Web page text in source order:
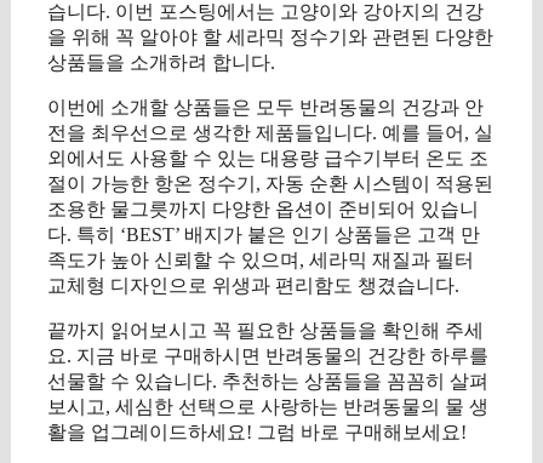
습니다. 이번 포스팅에서는 고양이와 강아지의 건강
을 위해 꼭 알아야 할 세라믹 정수기와 관련된 다양한
상품들을 소개하려 합니다.
이번에 소개할 상품들은 모두 반려동물의 건강과 안
전을 최우선으로 생각한 제품들입니다. 예를 들어, 실
외에서도 사용할 수 있는 대용량 급수기부터 온도 조
절이 가능한 항온 정수기, 자동 순환 시스템이 적용된
조용한 물그릇까지 다양한 옵션이 준비되어 있습니
다. 특히 ‘BEST’ 배지가 붙은 인기 상품들은 고객 만
족도가 높아 신뢰할 수 있으며, 세라믹 재질과 필터
교체형 디자인으로 위생과 편리함도 챙겼습니다.
끝까지 읽어보시고 꼭 필요한 상품들을 확인해 주세
요. 지금 바로 구매하시면 반려동물의 건강한 하루를
선물할 수 있습니다. 추천하는 상품들을 꼼꼼히 살펴
보시고, 세심한 선택으로 사랑하는 반려동물의 물 생
활을 업그레이드하세요! 그럼 바로 구매해보세요!